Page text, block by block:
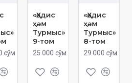
сўм
«Ҳәдис
ҳәм
Турмыс»
9-том
25 000 сўм
«Ҳәдис
ҳәм
Турмыс»
8-том
29 000 сўм